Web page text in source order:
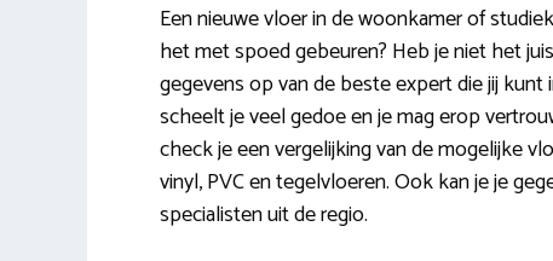
Een nieuwe vloer in de woonkamer of
het met spoed gebeuren? Heb je niet het
gegevens op van de beste expert die jij
scheelt je veel gedoe en je mag erop
check je een vergelijking van de mogelijke
vinyl, PVC en tegelvloeren. Ook kan je je
specialisten uit de regio.